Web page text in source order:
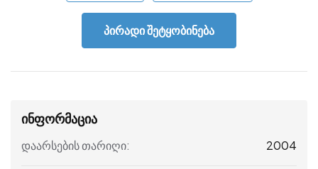
პირადი შეტყობინება
ინფორმაცია
დაარსების თარიღი: 2004